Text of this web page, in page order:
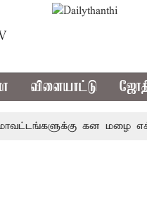
விளையாட்டு
கன மழை